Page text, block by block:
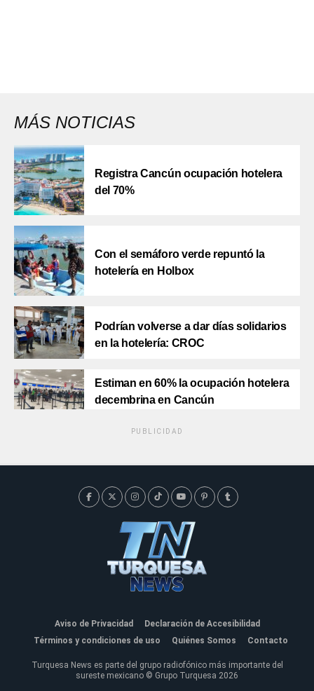
MÁS NOTICIAS
Registra Cancún ocupación hotelera
del 70%
Con el semáforo verde repuntó la
hotelería en Holbox
Podrían volverse a dar días solidarios
en la hotelería: CROC
Estiman en 60% la ocupación hotelera
decembrina en Cancún
PUBLICIDAD
Aviso de Privacidad
Declaración de Accesibilidad
Términos y condiciones de uso
Quiénes Somos Contacto
Turquesa News es parte del grupo radiofónico más importante del
sureste mexicano © Grupo Turquesa 2026